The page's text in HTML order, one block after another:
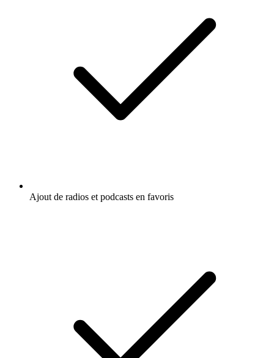
Ajout de radios et podcasts en favoris